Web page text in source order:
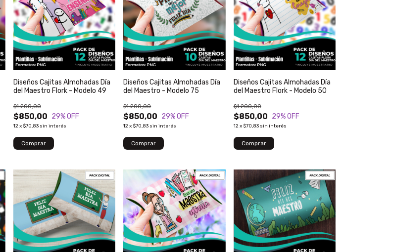
Diseños Cajitas Almohadas Día
del Maestro Flork - Modelo 49
$850,00
$1.200,00
29% OFF
12x $70,83 sin interés
Diseños Cajitas Almohadas Día
del Maestro - Modelo 75
$850,00
$1.200,00
29% OFF
12x $70,83 sin interés
Diseños Cajitas Almohadas Día
del Maestro Flork - Modelo 50
$850,00
$1.200,00
29% OFF
12 x $70,83 sin interés